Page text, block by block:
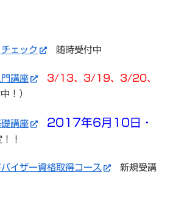
ェック 随時受付中
講座
3/13、3/19、3/20、
！）
講座
2017年6月10日・
！
イザー資格取得コース
新規受講